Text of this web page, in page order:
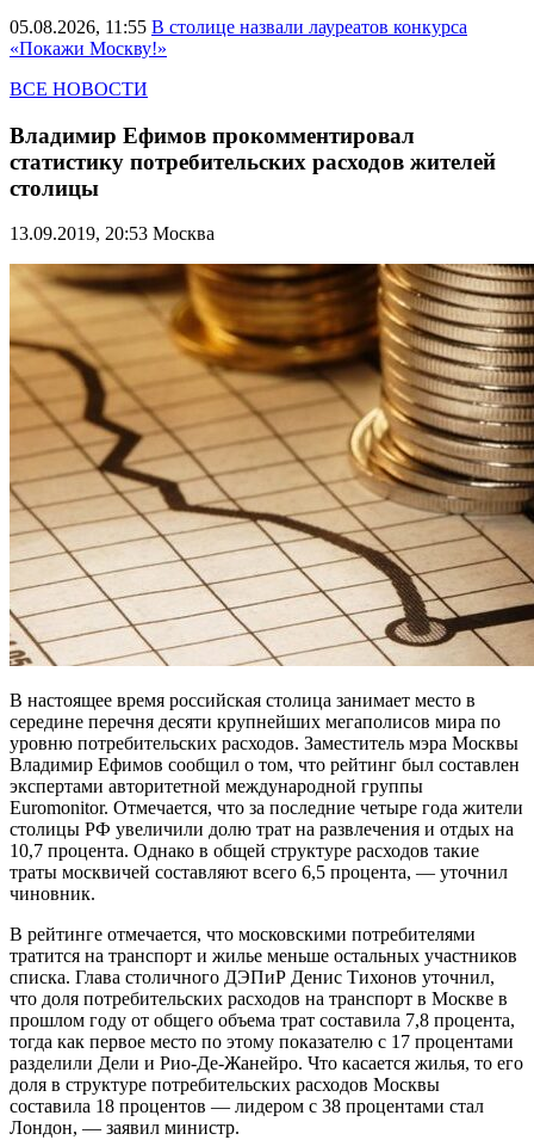
05.08.2026, 11:55 В столице назвали лауреатов конкурса
«Покажи Москву!»
ВСЕ НОВОСТИ
Владимир Ефимов прокомментировал
статистику потребительских расходов жителей
столицы
13.09.2019, 20:53 Москва
В настоящее время российская столица занимает место в
середине перечня десяти крупнейших мегаполисов мира по
уровню потребительских расходов. Заместитель мэра Москвы
Владимир Ефимов сообщил о том, что рейтинг был составлен
экспертами авторитетной международной группы
Euromonitor. Отмечается, что за последние четыре года жители
столицы РФ увеличили долю трат на развлечения и отдых на
10,7 процента. Однако в общей структуре расходов такие
траты москвичей составляют всего 6,5 процента, — уточнил
чиновник.
В рейтинге отмечается, что московскими потребителями
тратится на транспорт и жилье меньше остальных участников
списка. Глава столичного ДЭПиР Денис Тихонов уточнил,
что доля потребительских расходов на транспорт в Москве в
прошлом году от общего объема трат составила 7,8 процента,
тогда как первое место по этому показателю с 17 процентами
разделили Дели и Рио-Де-Жанейро. Что касается жилья, то его
доля в структуре потребительских расходов Москвы
составила 18 процентов — лидером с 38 процентами стал
Лондон, — заявил министр.